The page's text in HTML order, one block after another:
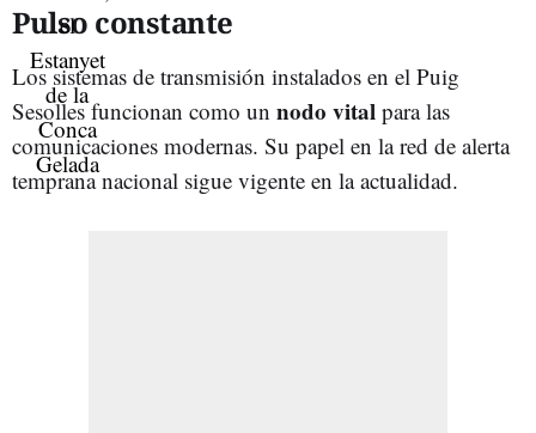
Pulso constante
Los sistemas de transmisión instalados en el Puig
Sesolles funcionan como un nodo vital para las
comunicaciones modernas. Su papel en la red de alerta
temprana nacional sigue vigente en la actualidad.